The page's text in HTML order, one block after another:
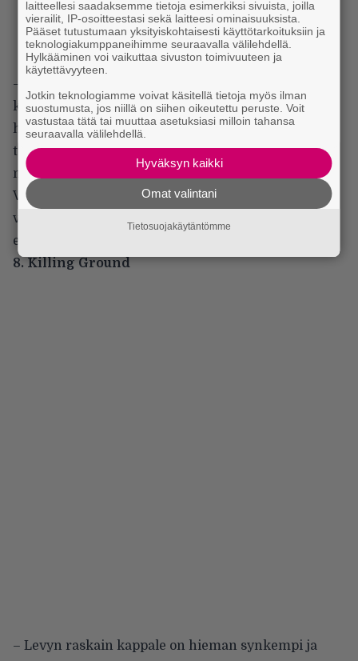
– Toinen henkilökohtainen suosikkini etenee
kasariaikojen Iron Maidenin ja Judas Priestin
hengessä. Somewhere In Timen ja Turbon
tunnelmia maalaileva tuotanto toimii hienosti, ja
melodiat ovat mieltä ylentäviä kautta linjan.
Varsinkin kertsin melodia ja sen stemmoittelu, sekä
väliosan haikeat kitaramelodiat ovat mielestäni
erittäin onnistuneita.
8. Killing Ground
– Levyn raskain kappale on hieman synkempi ja
laitteellesi saadaksemme tietoja esimerkiksi sivuista, joilla
vierailit, IP-osoitteestasi sekä laitteesi ominaisuuksista.
Pääset tutustumaan yksityiskohtaisesti käyttötarkoituksiin ja
teknologiakumppaneihimme seuraavalla välilehdellä.
Hylkääminen voi vaikuttaa sivuston toimivuuteen ja
käytettävyyteen.
Jotkin teknologiamme voivat käsitellä tietoja myös ilman
suostumusta, jos niillä on siihen oikeutettu peruste. Voit
vastustaa tätä tai muuttaa asetuksiasi milloin tahansa
seuraavalla välilehdellä.
Hyväksyn kaikki
Omat valintani
Tietosuojakäytäntömme